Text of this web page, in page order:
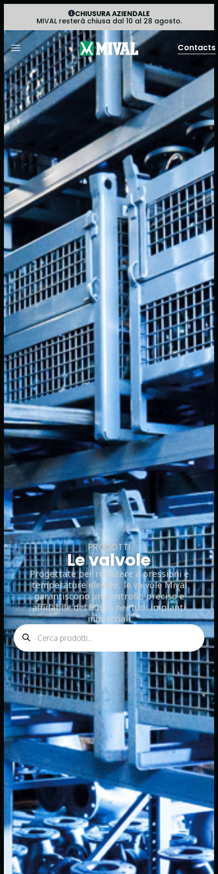
CHIUSURA AZIENDALE
MIVAL resterà chiusa dal 10 al 28 agosto.
Contacts
PRODOTTI
Le valvole
Progettate per resistere a pressioni e
temperature elevate, le valvole Mival
garantiscono un controllo preciso e
affidabile del flusso nei tuoi impianti
industriali